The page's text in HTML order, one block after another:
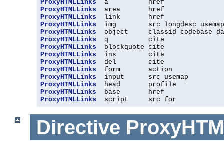
ProxyHTMLLinks
ProxyHTMLLinks
ProxyHTMLLinks
ProxyHTMLLinks
ProxyHTMLLinks
ProxyHTMLLinks
ProxyHTMLLinks
ProxyHTMLLinks
ProxyHTMLLinks
ProxyHTMLLinks
ProxyHTMLLinks
ProxyHTMLLinks
ProxyHTMLLinks
ProxyHTMLLinks
  script     src for
Directive